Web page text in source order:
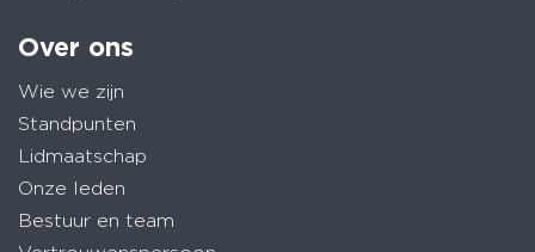
Over ons
Wie we zijn
Standpunten
Lidmaatschap
Onze leden
Bestuur en team